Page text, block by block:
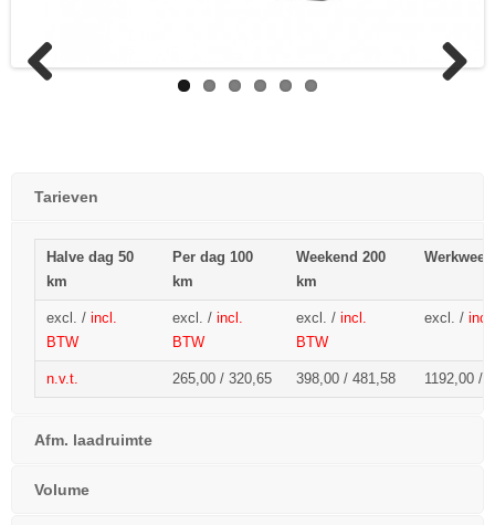
Tarieven
Halve dag 50
km
Per dag 100
km
Weekend 200
km
excl. / incl.
BTW
excl. / incl.
BTW
excl. / incl.
BTW
excl. /
n.v.t. 265,00 / 320,65 398,00 / 481,58 1192,00 /
Afm. laadruimte
Volume